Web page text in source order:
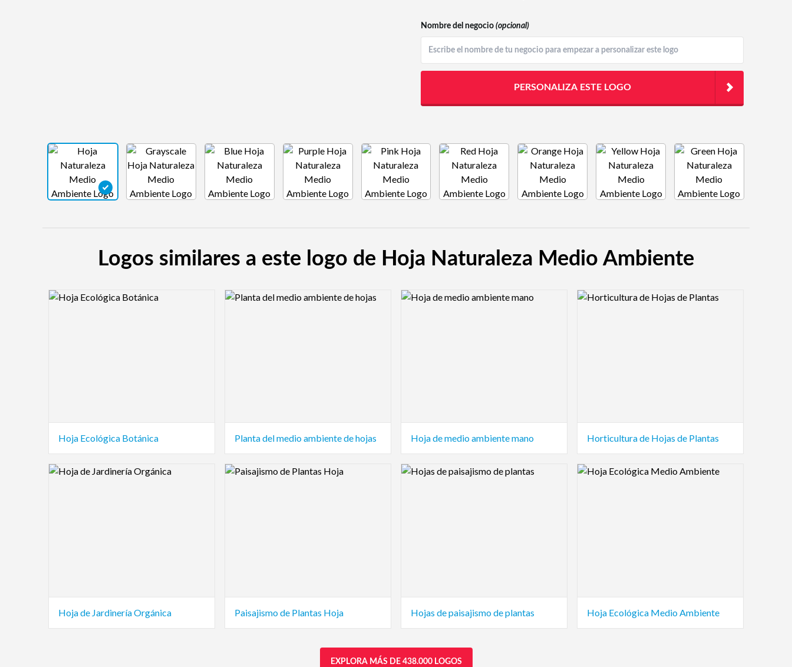
Nombre del negocio (opcional)
PERSONALIZA ESTE LOGO
Logos similares a este logo de Hoja Naturaleza Medio Ambiente
Logo Preview Image
Hoja Ecológica Botánica
Logo Preview Image
Planta del medio ambiente de hojas
Logo Preview Image
Hoja de medio ambiente mano
Logo Preview Image
Horticultura de Hojas de Plantas
Logo Preview Image
Hoja de Jardinería Orgánica
Logo Preview Image
Paisajismo de Plantas Hoja
Logo Preview Image
Hojas de paisajismo de plantas
Logo Preview Image
Hoja Ecológica Medio Ambiente
EXPLORA MÁS DE 438.000 LOGOS